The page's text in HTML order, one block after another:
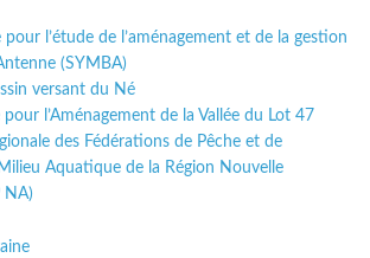
l’étude de l’aménagement et de la gestion
(SYMBA)
versant du Né
l’Aménagement de la Vallée du Lot 47
des Fédérations de Pêche et de
Aquatique de la Région Nouvelle
NA)